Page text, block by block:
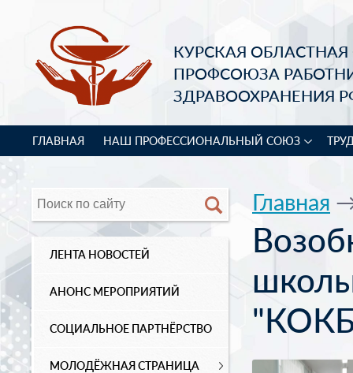
КУРСКАЯ
ПРОФСОЮЗА
ЗДРАВООХРАНЕНИЯ
ГЛАВНАЯ НАШ ПРОФЕССИОНАЛЬНЫЙ СОЮЗ
ЛЕНТА НОВОСТЕЙ
АНОНС МЕРОПРИЯТИЙ
СОЦИАЛЬНОЕ ПАРТНЁРСТВО
МОЛОДЁЖНАЯ СТРАНИЦА
Главная